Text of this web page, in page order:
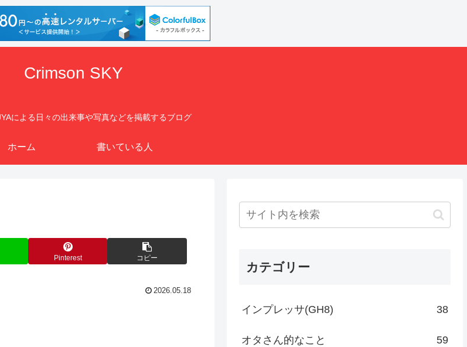
Crimson SKY
による日々の出来事や写真などを掲載するブログ
ホーム 書いている人
Pinterest コピー
2026.05.18
カテゴリー
インプレッサ(GH8) 38
オタさん的なこと 59